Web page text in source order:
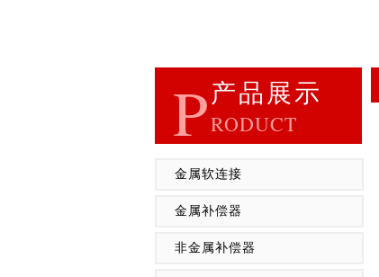
P产品展示
RODUCT
金属软连接
金属补偿器
非金属补偿器